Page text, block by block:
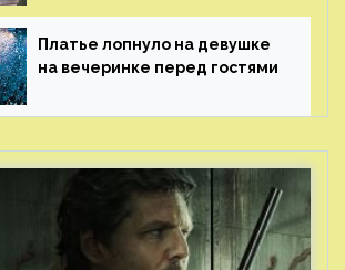
Платье лопнуло на девушке
на вечеринке перед гостями